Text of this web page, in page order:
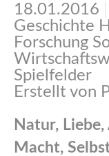
18.01.2016
Geschichte
Forschung
Spielfelder
Erstellt von
Natur,
Macht,